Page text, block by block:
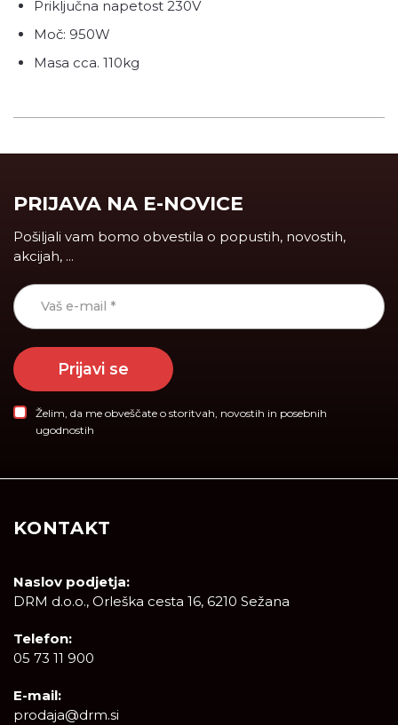
Priključna napetost 230V
Moč: 950W
Masa cca. 110kg
PRIJAVA NA E-NOVICE
Pošiljali vam bomo obvestila o popustih, novostih,
akcijah, ...
Prijavi se
Želim, da me obveščate o storitvah, novostih in posebnih
ugodnostih
KONTAKT
Naslov podjetja:
DRM d.o.o., Orleška cesta 16, 6210 Sežana
Telefon:
05 73 11 900
E-mail:
prodaja@drm.si